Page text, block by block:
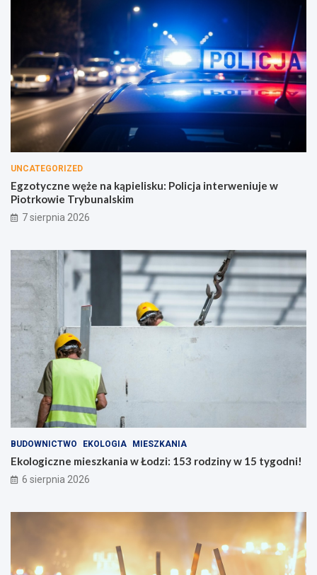
UNCATEGORIZED
Egzotyczne węże na kąpielisku: Policja interweniuje w
Piotrkowie Trybunalskim
7 sierpnia 2026
BUDOWNICTWO EKOLOGIA MIESZKANIA
Ekologiczne mieszkania w Łodzi: 153 rodziny w 15 tygodni!
6 sierpnia 2026